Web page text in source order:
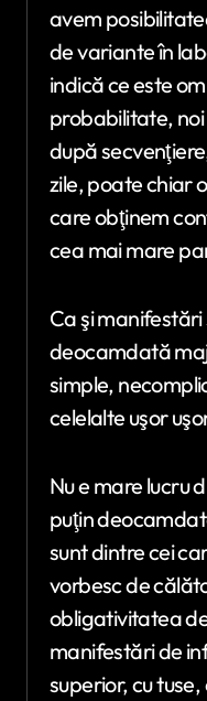
avem
de variante în
indică ce este
probabilitate,
după
zile, poate chiar
care obţinem
cea mai mare
Ca şi
deocamdată
simple,
celelalte uşor
Nu e mare lucru
puţin
sunt dintre cei
vorbesc de
obligativitatea
manifestări de
superior, cu tuse,